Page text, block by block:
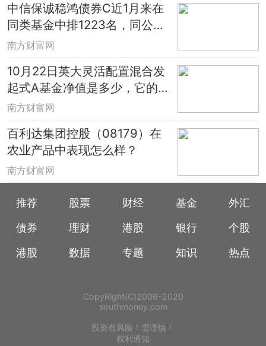
中信保诚稳鸿债券C近1月来在
同类基金中排1223名，同公司
基金表现如何？（10月22日）
南方财富网
10月22日英大灵活配置混合发
起式A基金净值是多少，它的基
金经理业绩如何？
南方财富网
百利达集团控股（08179）在
农业产品中表现怎么样？
南方财富网
推荐 股票 财经 基金
外汇
债券
理财 港股 银行
个股
港股
数据 专题 知识 热点
CopyRight(C)2006-2020
southmoney.com
投资有风险！需谨慎！
权利通知